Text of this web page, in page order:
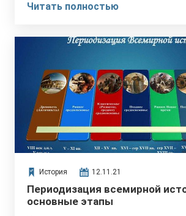
Читать полностью
История 12.11.21
Периодизация всемирной
основные этапы